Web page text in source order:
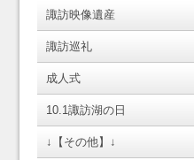
諏訪映像遺産
諏訪巡礼
成人式
10.1諏訪湖の日
↓【その他】↓